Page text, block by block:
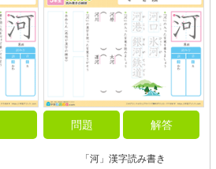
問題 解答
「河」漢字読み書き